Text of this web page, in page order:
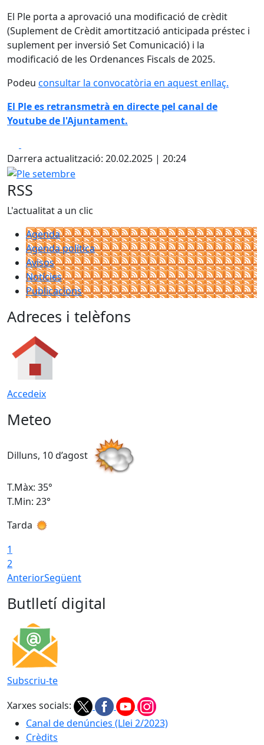
El Ple porta a aprovació una modificació de crèdit
(Suplement de Crèdit amortització anticipada préstec i
suplement per inversió Set Comunicació) i la
modificació de les Ordenances Fiscals de 2025.
Podeu consultar la convocatòria en aquest enllaç.
El Ple es retransmetrà en directe pel canal de
Youtube de l'Ajuntament.
Darrera actualització: 20.02.2025 | 20:24
Ple setembre
RSS
L'actualitat a un clic
Agenda
Agenda política
Avisos
Notícies
Publicacions
Adreces i telèfons
Accedeix
Meteo
Dilluns, 10 d’agost
T.Màx: 35°
T.Min: 23°
Tarda
1
2
AnteriorSegüent
Butlletí digital
Subscriu-te
Xarxes socials:
Canal de denúncies (Llei 2/2023)
Crèdits